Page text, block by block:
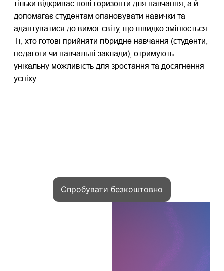
тільки відкриває нові горизонти для навчання, а й
допомагає студентам опановувати навички та
адаптуватися до вимог світу, що швидко змінюється.
Ті, хто готові прийняти гібридне навчання (студенти,
педагоги чи навчальні заклади), отримують
унікальну можливість для зростання та досягнення
успіху.
Спробувати безкоштовно